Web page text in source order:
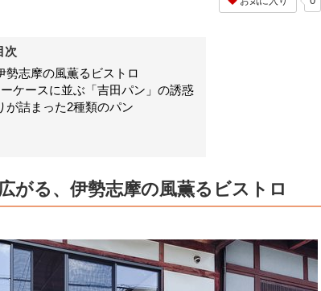
次
勢志摩の風薫るビストロ
ケースに並ぶ「吉田パン」の誘惑
が詰まった2種類のパン
がる、伊勢志摩の風薫るビストロ